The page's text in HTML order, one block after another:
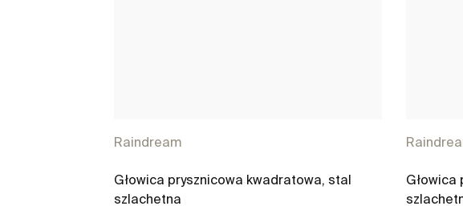
Raindream
Głowica prysznicowa kwadratowa, stal
szlachetna
Głowica